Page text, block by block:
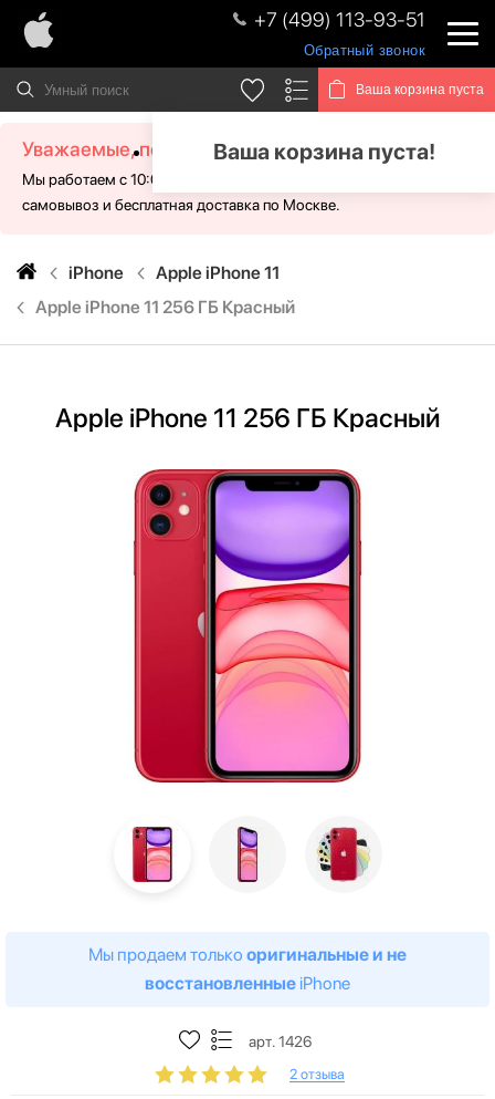
+7 (499) 113-93-51
Обратный звонок
Ваша корзина пуста
Ваша корзина пуста!
Уважаемые, посетители!
Мы работаем с 10:00 - 21:00 без выходных. Для Вас доступен
самовывоз и бесплатная доставка по Москве.
iPhone
Apple iPhone 11
Apple iPhone 11 256 ГБ Красный
Apple iPhone 11 256 ГБ Красный
Мы продаем только оригинальные и не
восстановленные iPhone
арт. 1426
2 отзыва